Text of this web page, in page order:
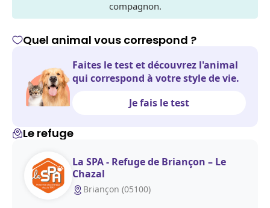
compagnon.
Quel animal vous correspond ?
Faites le test et découvrez l'animal
qui correspond à votre style de vie.
Je fais le test
Le refuge
La SPA - Refuge de Briançon – Le
Chazal
Briançon (05100)